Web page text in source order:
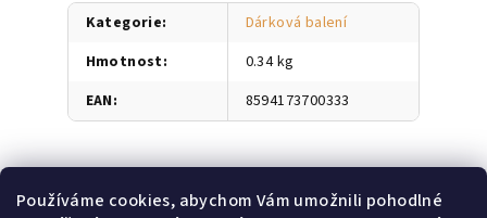
Používáme cookies, abychom Vám umožnili pohodlné
Kategorie:
Dárková balení
Hmotnost:
0.34 kg
EAN: 8594173700333